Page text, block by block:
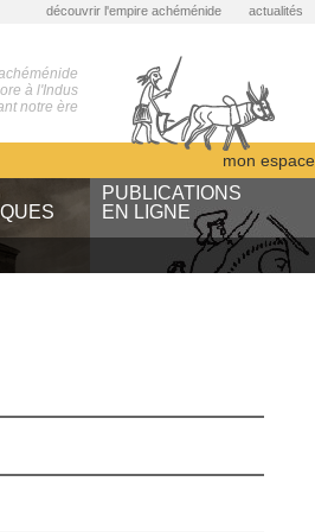
découvrir l'empire achéménide actualités
à l'Indus
notre ère
mon espace
PUBLICATIONS
EN LIGNE